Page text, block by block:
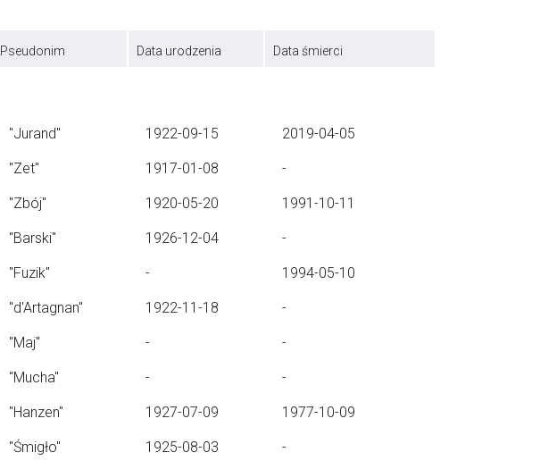
Pseudonim Data urodzenia Data śmierci
"Jurand" 1922-09-15 2019-04-05
"Zet" 1917-01-08 -
"Zbój" 1920-05-20 1991-10-11
"Barski" 1926-12-04 -
"Fuzik" - 1994-05-10
"d'Artagnan" 1922-11-18 -
"Maj" - -
"Mucha" - -
"Hanzen" 1927-07-09 1977-10-09
"Śmigło" 1925-08-03 -